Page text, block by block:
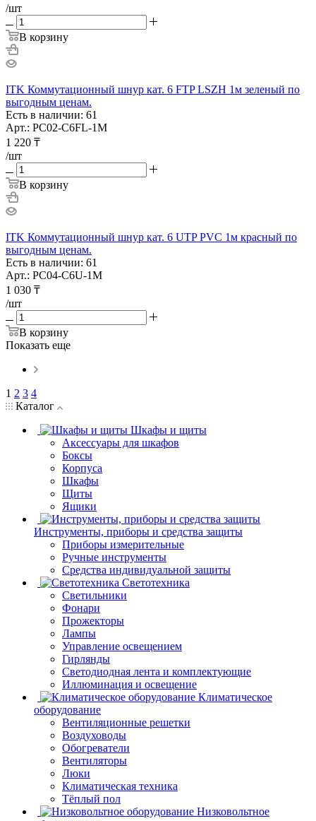
/шт
В корзину
ITK Коммутационный шнур кат. 6 FTP LSZH 1м зеленый по
выгодным ценам.
Есть в наличии: 61
Арт.: PC02-C6FL-1M
1 220 ₸
/шт
В корзину
ITK Коммутационный шнур кат. 6 UTP PVC 1м красный по
выгодным ценам.
Есть в наличии: 61
Арт.: PC04-C6U-1M
1 030 ₸
/шт
В корзину
Показать еще
1 2 3 4
Каталог
Шкафы и щиты
Аксессуары для шкафов
Боксы
Корпуса
Шкафы
Щиты
Ящики
Инструменты, приборы и средства защиты
Приборы измерительные
Ручные инструменты
Средства индивидуальной защиты
Светотехника
Светильники
Фонари
Прожекторы
Лампы
Управление освещением
Гирлянды
Светодиодная лента и комплектующие
Иллюминация и освещение
Климатическое
оборудование
Вентиляционные решетки
Воздуховоды
Обогреватели
Вентиляторы
Люки
Климатическая техника
Тёплый пол
Низковольтное